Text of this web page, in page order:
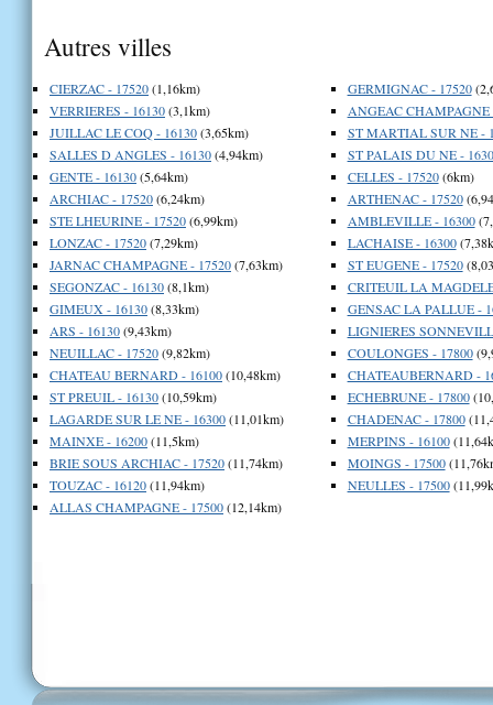
Autres villes
CIERZAC - 17520(1,16km)
VERRIERES - 16130(3,1km)
JUILLAC LE COQ - 16130(3,65km)
SALLES D ANGLES - 16130(4,94km)
GENTE - 16130(5,64km)
ARCHIAC - 17520(6,24km)
STE LHEURINE - 17520(6,99km)
LONZAC - 17520(7,29km)
JARNAC CHAMPAGNE - 17520(7,63km)
SEGONZAC - 16130(8,1km)
GIMEUX - 16130(8,33km)
ARS - 16130(9,43km)
NEUILLAC - 17520(9,82km)
CHATEAU BERNARD - 16100(10,48km)
ST PREUIL - 16130(10,59km)
LAGARDE SUR LE NE - 16300(11,01km)
MAINXE - 16200(11,5km)
BRIE SOUS ARCHIAC - 17520(11,74km)
TOUZAC - 16120(11,94km)
ALLAS CHAMPAGNE - 17500(12,14km)
GERMIGNAC - 17520
ANGEAC CHAMPAGNE
ST MARTIAL SUR NE -
ST PALAIS DU NE -
CELLES - 17520(6km)
ARTHENAC - 17520
AMBLEVILLE - 16300
LACHAISE - 16300
ST EUGENE - 17520
CRITEUIL LA
GENSAC LA PALLUE -
LIGNIERES
COULONGES - 17800
CHATEAUBERNARD -
ECHEBRUNE - 17800
CHADENAC - 17800
MERPINS - 16100
MOINGS - 17500
NEULLES - 17500